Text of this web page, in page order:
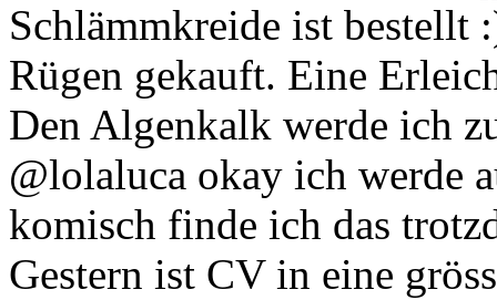
Schlämmkreide ist bestellt
Rügen gekauft. Eine
Den Algenkalk werde ich
@lolaluca okay ich werde
komisch finde ich das
Gestern ist CV in eine